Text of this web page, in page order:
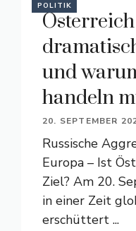
POLITIK
und
handeln
20. SEPTEMBER
Russische
Europa – Ist
Ziel? Am 20.
in einer Zeit
erschüttert ...